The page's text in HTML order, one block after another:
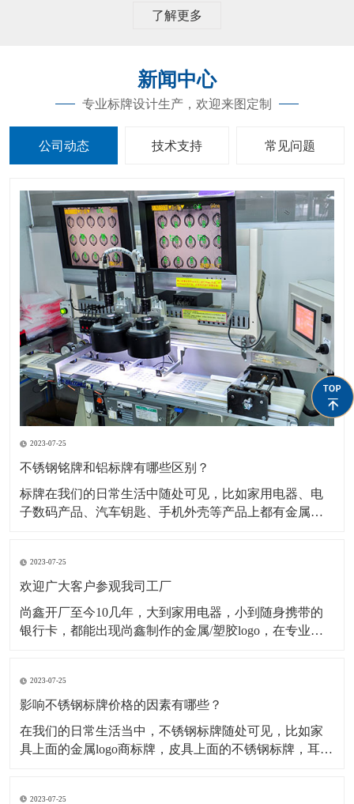
了解更多
新闻中心
专业标牌设计生产，欢迎来图定制
公司动态 技术支持 常见问题
2023-07-25
不锈钢铭牌和铝标牌有哪些区别？
标牌在我们的日常生活中随处可见，比如家用电器、电
子数码产品、汽车钥匙、手机外壳等产品上都有金属标
锈钢材质、铝合金材质、金属纯镍材质、锌合金材质
等，今天小编主要为大家介绍不锈钢铭牌和铝标牌有哪
些不一样。一、
2023-07-25
欢迎广大客户参观我司工厂
尚鑫开厂至今10几年，大到家用电器，小到随身携带的
银行卡，都能出现尚鑫制作的金属/塑胶logo，在专业的
作的客户审厂的日子，他们一行有5人，这5人分工明
确，各自审核自己负责的部分
2023-07-25
影响不锈钢标牌价格的因素有哪些？
​在我们的日常生活当中，不锈钢标牌随处可见，比如家
具上面的金属logo商标牌，皮具上面的不锈钢标牌，耳机
2023-07-25